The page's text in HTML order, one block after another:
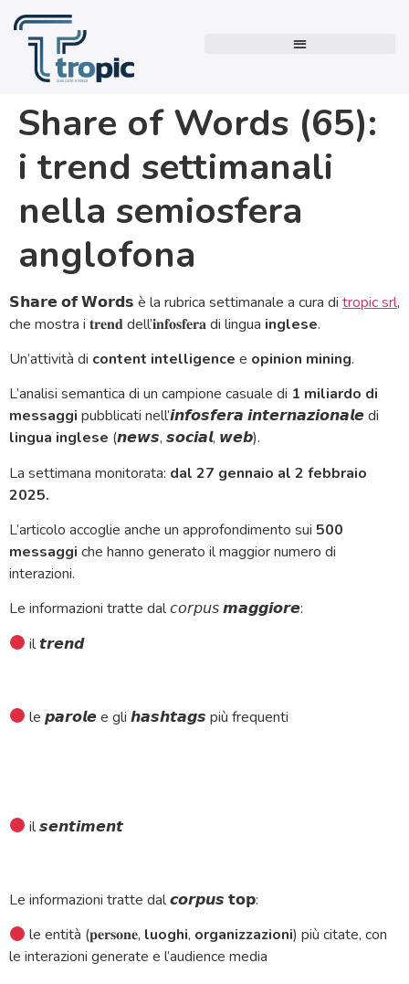
Share of Words (65):
i trend settimanali
nella semiosfera
anglofona
𝗦𝗵𝗮𝗿𝗲 𝗼𝗳 𝗪𝗼𝗿𝗱𝘀 è la rubrica settimanale a cura di tropic srl,
che mostra i 𝐭𝐫𝐞𝐧𝐝 dell’𝐢𝐧𝐟𝐨𝐬𝐟𝐞𝐫𝐚 di lingua inglese.
Un’attività di content intelligence e opinion mining.
L’analisi semantica di un campione casuale di 1 miliardo di
messaggi pubblicati nell’𝙞𝙣𝙛𝙤𝙨𝙛𝙚𝙧𝙖 𝙞𝙣𝙩𝙚𝙧𝙣𝙖𝙯𝙞𝙤𝙣𝙖𝙡𝙚 di
lingua inglese (𝙣𝙚𝙬𝙨, 𝙨𝙤𝙘𝙞𝙖𝙡, 𝙬𝙚𝙗).
La settimana monitorata: dal 27 gennaio al 2 febbraio
2025.
L’articolo accoglie anche un approfondimento sui 500
messaggi che hanno generato il maggior numero di
interazioni.
Le informazioni tratte dal 𝘤𝘰𝘳𝘱𝘶𝘴 𝙢𝙖𝙜𝙜𝙞𝙤𝙧𝙚:
il 𝙩𝙧𝙚𝙣𝙙
le 𝙥𝙖𝙧𝙤𝙡𝙚 e gli 𝙝𝙖𝙨𝙝𝙩𝙖𝙜𝙨 più frequenti
il 𝙨𝙚𝙣𝙩𝙞𝙢𝙚𝙣𝙩
Le informazioni tratte dal 𝙘𝙤𝙧𝙥𝙪𝙨 𝘁𝗼𝗽:
le entità (𝐩𝐞𝐫𝐬𝐨𝐧𝐞, luoghi, organizzazioni) più citate, con
le interazioni generate e l’audience media